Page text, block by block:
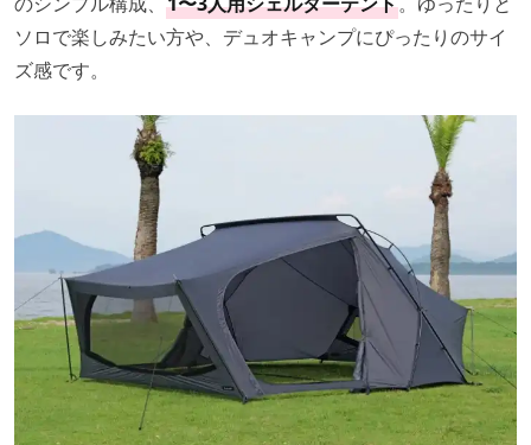
ソロで楽しみたい方や、デュオキャンプにぴったりのサイ
ズ感です。